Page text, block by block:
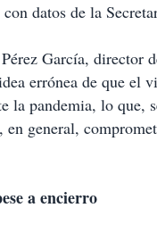
datos de la
García, director
errónea de que el
la pandemia, lo que,
general,
a encierro